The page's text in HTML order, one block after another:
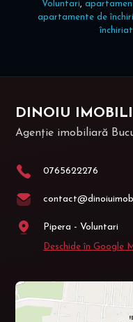
Voluntari,
apartamente de
DINOIU
Agenție imobiliară
0765622276
Pipera - Voluntari
Deschide în Google